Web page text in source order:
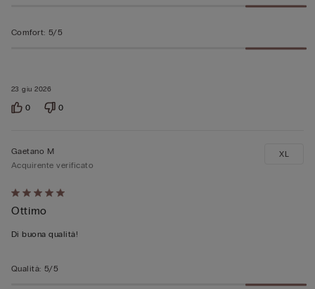
23 giu 2026
Comfort: 5/5
0 0
Valutato
5
su
Gaetano M
Acquirente verificato
Ottimo
Di buona qualità!
XL
Qualità: 5/5